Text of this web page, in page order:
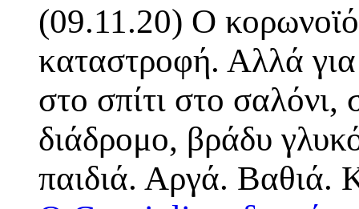
(09.11.20) Ο
καταστροφή. Αλλά
στο σπίτι στο
διάδρομο, βράδυ
παιδιά. Αργά. Βαθιά.